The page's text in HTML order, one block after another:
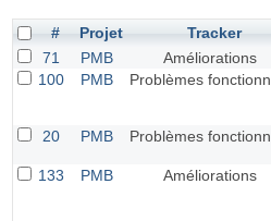
# Projet Tracker
71
PMB Améliorations
100
PMB Problèmes
20 PMB Problèmes
133 PMB Améliorations